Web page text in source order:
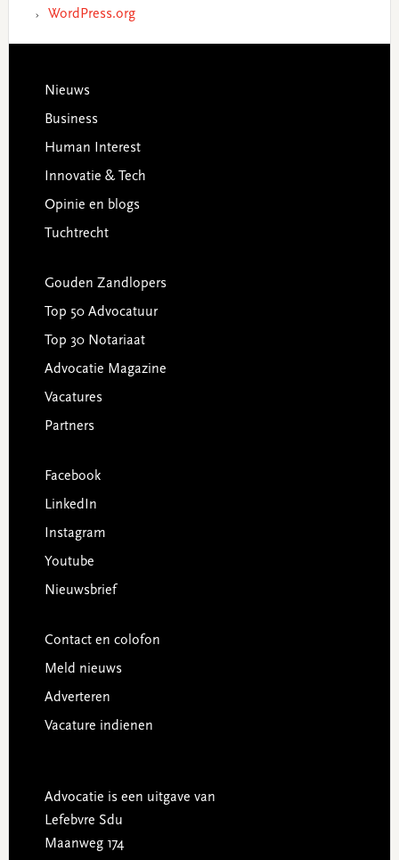
WordPress.org
Footer
Nieuws
Business
Human Interest
Innovatie & Tech
Opinie en blogs
Tuchtrecht
Gouden Zandlopers
Top 50 Advocatuur
Top 30 Notariaat
Advocatie Magazine
Vacatures
Partners
Facebook
LinkedIn
Instagram
Youtube
Nieuwsbrief
Contact en colofon
Meld nieuws
Adverteren
Vacature indienen
Advocatie is een uitgave van
Lefebvre Sdu
Maanweg 174